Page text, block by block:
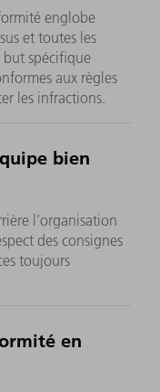
englobe
et toutes les
but spécifique
aux règles
les infractions.
bien
l’organisation
des consignes
toujours
en